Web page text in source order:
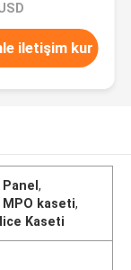
iletişim kur
Panel,
kaseti,
Kaseti